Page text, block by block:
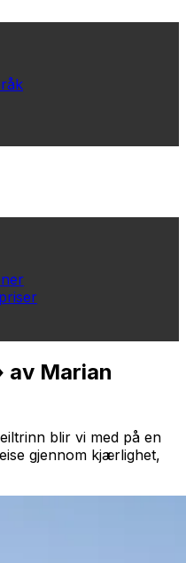
av Marian
blir vi med på en
gjennom kjærlighet,